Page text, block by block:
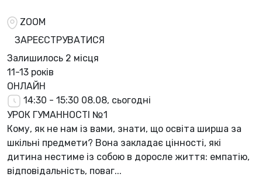
ZOOM
ЗАРЕЄСТРУВАТИСЯ
Залишилось 2 місця
11-13 років
ОНЛАЙН
14:30 - 15:30 08.08, сьогодні
УРОК ГУМАННОСТІ №1
Кому, як не нам із вами, знати, що освіта ширша за
шкільні предмети? Вона закладає цінності, які
дитина нестиме із собою в доросле життя: емпатію,
відповідальність, поваг...